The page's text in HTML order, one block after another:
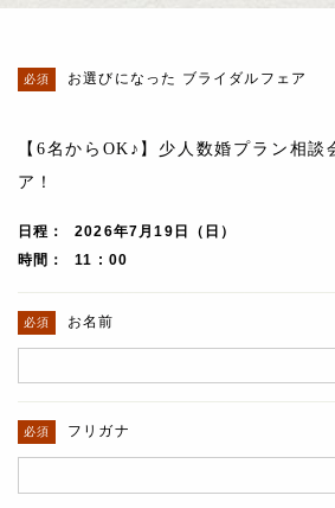
お選びになった ブライダルフェア
【6名からOK♪】少人数婚プラン相
ア！
日程
2026年7月19日（日）
時間
11 : 00
お名前
フリガナ